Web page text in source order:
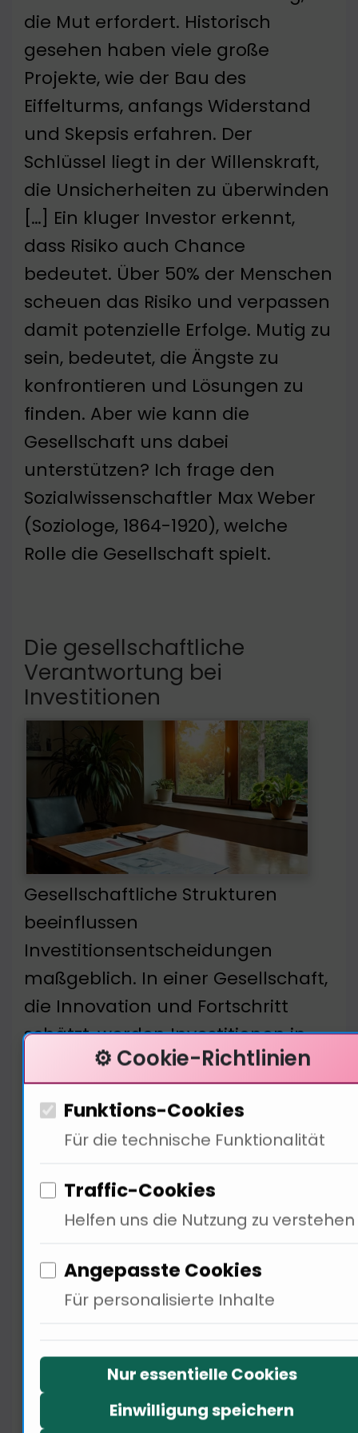
die Mut erfordert. Historisch
gesehen haben viele große
Projekte, wie der Bau des
Eiffelturms, anfangs Widerstand
und Skepsis erfahren. Der
Schlüssel liegt in der Willenskraft,
die Unsicherheiten zu überwinden
[…] Ein kluger Investor erkennt,
dass Risiko auch Chance
bedeutet. Über 50% der Menschen
scheuen das Risiko und verpassen
damit potenzielle Erfolge. Mutig zu
sein, bedeutet, die Ängste zu
konfrontieren und Lösungen zu
finden. Aber wie kann die
Gesellschaft uns dabei
unterstützen? Ich frage den
Sozialwissenschaftler Max Weber
(Soziologe, 1864-1920), welche
Rolle die Gesellschaft spielt.
Die gesellschaftliche
Verantwortung bei
Investitionen
Gesellschaftliche Strukturen
beeinflussen
Investitionsentscheidungen
maßgeblich. In einer Gesellschaft,
die Innovation und Fortschritt
schätzt, werden Investitionen in
nachhaltige Projekte gefördert —
Studien zeigen, dass in Ländern
mit hoher sozialer Verantwortung
25% mehr in erneuerbare
Gesellschaft muss Unternehmer
unterstützen, indem sie ein
Umfeld schafft, in dem Risiken
minimiert werden. Transparenz
und Bildung sind entscheidend,
Ich glaube, dass wir gemeinsam
an einem Strang ziehen müssen …
Doch wie beeinflussen
⚙️ Cookie-Richtlinien
Funktions-Cookies
Für die technische Funktionalität
Traffic-Cookies
Helfen uns die Nutzung zu verstehen
Angepasste Cookies
Für personalisierte Inhalte
Nur essentielle Cookies
Einwilligung speichern